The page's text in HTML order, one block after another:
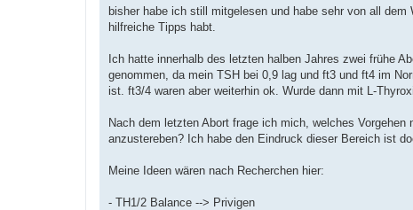
a
bisher habe ich still mitgelesen und habe sehr von all
hilfreiche Tipps habt.
Ich hatte innerhalb des letzten halben Jahres zwei frühe
genommen, da mein TSH bei 0,9 lag und ft3 und ft4 im
ist. ft3/4 waren aber weiterhin ok. Wurde dann mit L-
Nach dem letzten Abort frage ich mich, welches
anzustereben? Ich habe den Eindruck dieser Bereich ist
Meine Ideen wären nach Recherchen hier:
- TH1/2 Balance --> Privigen